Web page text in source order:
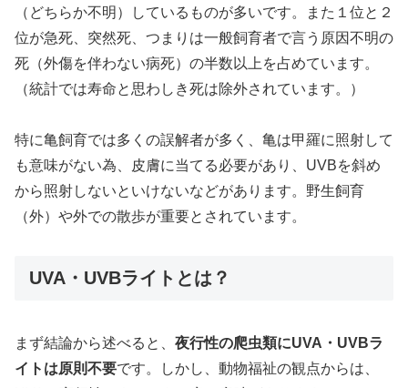
（どちらか不明）しているものが多いです。また１位と２
位が急死、突然死、つまりは一般飼育者で言う原因不明の
死（外傷を伴わない病死）の半数以上を占めています。
（統計では寿命と思わしき死は除外されています。）
特に亀飼育では多くの誤解者が多く、亀は甲羅に照射して
も意味がない為、皮膚に当てる必要があり、UVBを斜め
から照射しないといけないなどがあります。野生飼育
（外）や外での散歩が重要とされています。
UVA・UVBライトとは？
まず結論から述べると、 夜行性の爬虫類にUVA・UVBラ
イトは原則不要です。しかし、動物福祉の観点からは、